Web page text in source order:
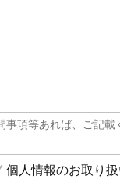
事項等あれば、ご記載
個人情報のお取り